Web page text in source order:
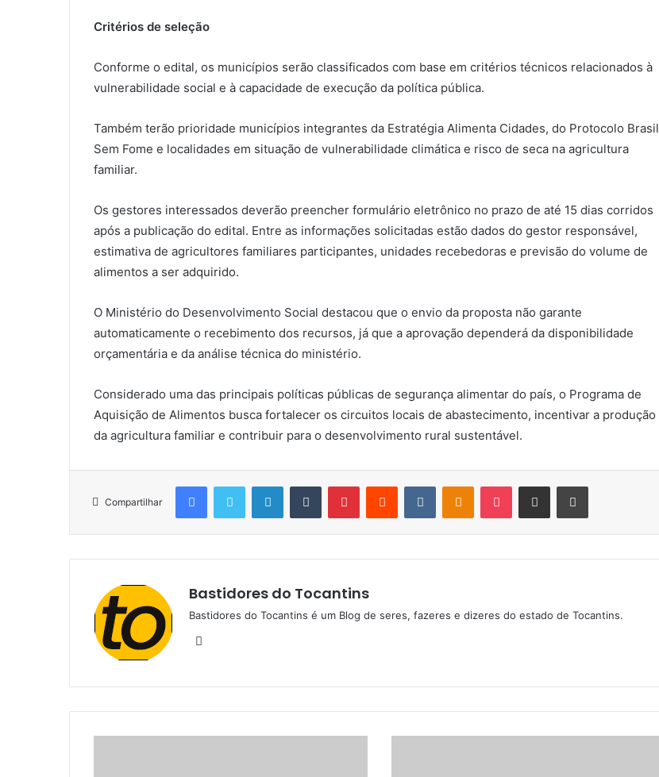
Critérios de seleção
Conforme o edital, os municípios serão classificados com base em critérios técnicos relacionados à
vulnerabilidade social e à capacidade de execução da política pública.
Também terão prioridade municípios integrantes da Estratégia Alimenta Cidades, do Protocolo Brasil
Sem Fome e localidades em situação de vulnerabilidade climática e risco de seca na agricultura
familiar.
Os gestores interessados deverão preencher formulário eletrônico no prazo de até 15 dias corridos
após a publicação do edital. Entre as informações solicitadas estão dados do gestor responsável,
estimativa de agricultores familiares participantes, unidades recebedoras e previsão do volume de
alimentos a ser adquirido.
O Ministério do Desenvolvimento Social destacou que o envio da proposta não garante
automaticamente o recebimento dos recursos, já que a aprovação dependerá da disponibilidade
orçamentária e da análise técnica do ministério.
Considerado uma das principais políticas públicas de segurança alimentar do país, o Programa de
Aquisição de Alimentos busca fortalecer os circuitos locais de abastecimento, incentivar a produção
da agricultura familiar e contribuir para o desenvolvimento rural sustentável.
Compartilhar
Bastidores do Tocantins
Bastidores do Tocantins é um Blog de seres, fazeres e dizeres do estado de Tocantins.
t